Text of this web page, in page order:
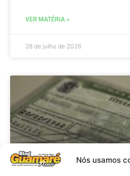
Nós usamos
VER MATÉRIA »
28 de julho de 2026